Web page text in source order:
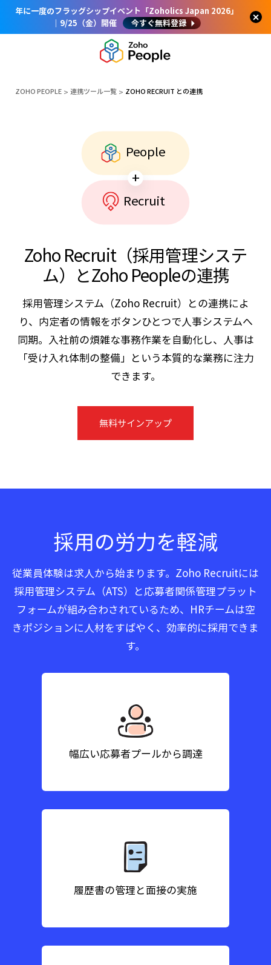
年に一度のフラッグシップイベント「Zoholics Japan 2026」
｜9/25（金）開催
今すぐ無料登録
ZOHO PEOPLE 連携ツール一覧 ZOHO RECRUIT との連携
People
+
Recruit
Zoho Recruit（採用管理システ
ム）とZoho Peopleの連携
採用管理システム（Zoho Recruit）との連携によ
り、内定者の情報をボタンひとつで人事システムへ
同期。入社前の煩雑な事務作業を自動化し、人事は
「受け入れ体制の整備」という本質的な業務に注力
できます。
無料サインアップ
採用の労力を軽減
従業員体験は求人から始まります。Zoho Recruitには
採用管理システム（ATS）と応募者関係管理プラット
フォームが組み合わされているため、HRチームは空
きポジションに人材をすばやく、効率的に採用できま
す。
幅広い応募者プールから調達
履歴書の管理と面接の実施